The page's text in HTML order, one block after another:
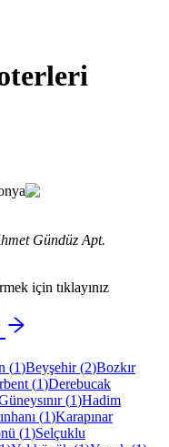
Gündüz Apt.
için tıklayınız
(1)Beyşehir(2)Bozkır
(1)Derebucak
(1)Hadim
(1)Karapınar
(1)Selçuklu